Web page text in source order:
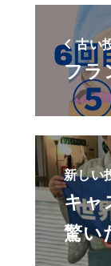
古い
フラ
新しい
キャ
驚い